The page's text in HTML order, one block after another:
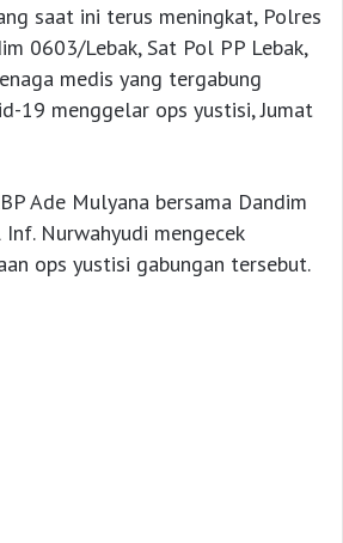
saat ini terus meningkat, Polres
0603/Lebak, Sat Pol PP Lebak,
medis yang tergabung
19 menggelar ops yustisi, Jumat
Ade Mulyana bersama Dandim
Nurwahyudi mengecek
ops yustisi gabungan tersebut.